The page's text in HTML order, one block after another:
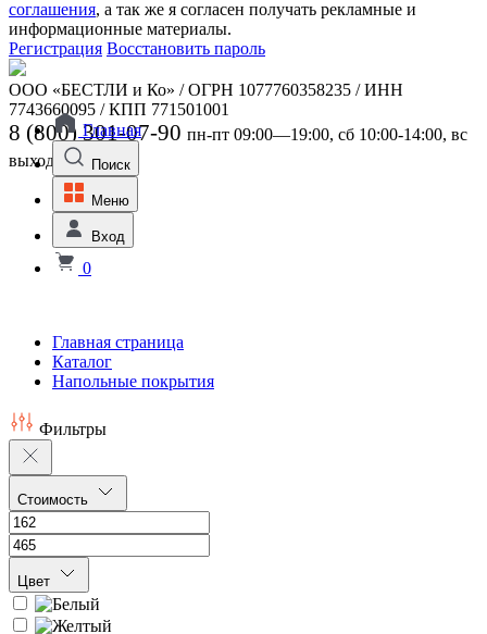
соглашения, а так же я согласен получать рекламные и
информационные материалы.
Регистрация Восстановить пароль
ООО «БЕСТЛИ и Ко» / ОГРН 1077760358235 / ИНН
7743660095 / КПП 771501001
8 (800) 301-07-90 пн-пт 09:00—19:00, сб 10:00-14:00, вс
выходной
Главная
Поиск
Меню
Вход
0
Главная страница
Каталог
Напольные покрытия
Фильтры
Стоимость
Цвет